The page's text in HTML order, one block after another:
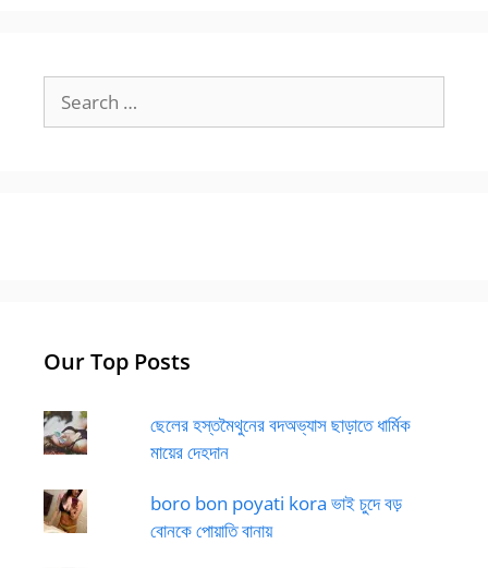
for:
Our Top Posts
ছেলের হস্তমৈথুনের বদঅভ্যাস ছাড়াতে ধার্মিক
মায়ের দেহদান
boro bon poyati kora ভাই চুদে বড়
বোনকে পোয়াতি বানায়